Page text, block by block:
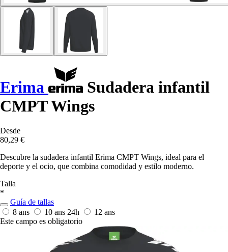
Erima
Sudadera infantil
CMPT Wings
Desde
80,29 €
Descubre la sudadera infantil Erima CMPT Wings, ideal para el
deporte y el ocio, que combina comodidad y estilo moderno.
Talla
*
Guía de tallas
8 ans
10 ans 24h
12 ans
Este campo es obligatorio